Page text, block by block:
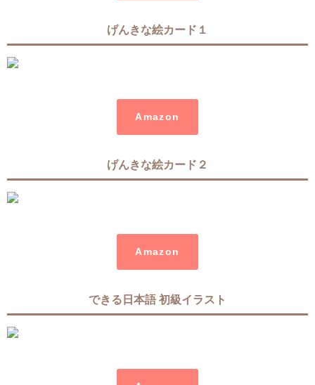
げんきな絵カード１
Amazon
げんきな絵カード２
Amazon
できる日本語 初級イラスト